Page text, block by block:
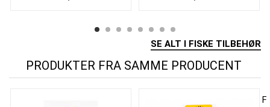
SE ALT I FISKE TILBEHØR
PRODUKTER FRA SAMME PRODUCENT